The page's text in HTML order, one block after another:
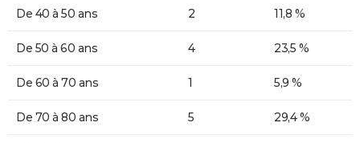
De 40 à 50 ans 2 11,8 %
De 50 à 60 ans 4 23,5 %
De 60 à 70 ans 1 5,9 %
De 70 à 80 ans 5 29,4 %